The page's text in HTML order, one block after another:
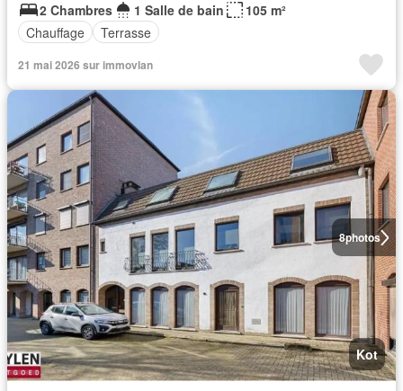
2 Chambres
1 Salle de bain
105 m²
Chauffage
Terrasse
21 mai 2026 sur immovlan
8photos
Kot